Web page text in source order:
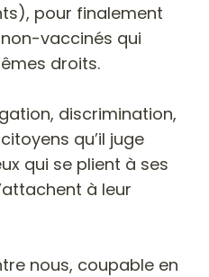
pour finalement
vaccinés qui
droits.
discrimination,
qu’il juge
qui se plient à ses
à leur
nous, coupable en